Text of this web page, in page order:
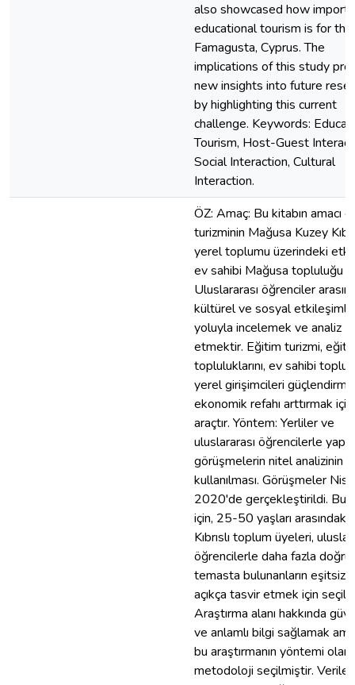
also showcased how
educational tourism is for
Famagusta, Cyprus. The
implications of this study
new insights into future
by highlighting this current
challenge. Keywords:
Tourism, Host-Guest
Social Interaction, Cultural
Interaction.
ÖZ: Amaç: Bu kitabın amacı
turizminin Mağusa Kuzey
yerel toplumu üzerindeki
ev sahibi Mağusa topluluğu
Uluslararası öğrenciler
kültürel ve sosyal
yoluyla incelemek ve analiz
etmektir. Eğitim turizmi,
topluluklarını, ev sahibi
yerel girişimcileri
ekonomik refahı arttırmak
araçtır. Yöntem: Yerliler ve
uluslararası öğrencilerle
görüşmelerin nitel analizinin
kullanılması. Görüşmeler
2020'de gerçekleştirildi. Bu
için, 25-50 yaşları arasındaki
Kıbrıslı toplum üyeleri,
öğrencilerle daha fazla
temasta bulunanların
açıkça tasvir etmek için
Araştırma alanı hakkında
ve anlamlı bilgi sağlamak
bu araştırmanın yöntemi
metodoloji seçilmiştir. Veriler